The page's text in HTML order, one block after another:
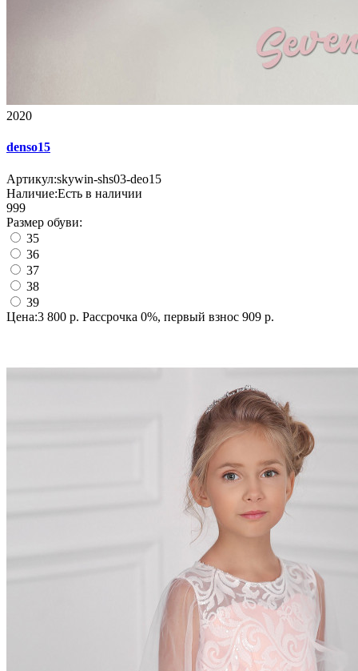
2020
denso15
Артикул:skywin-shs03-deo15
Наличие:Есть в наличии
999
Размер обуви:
35
36
37
38
39
Цена:3 800 р. Рассрочка 0%, первый взнос 909 р.